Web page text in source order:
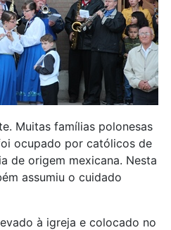
Muitas famílias polonesas
ocupado por católicos de
de origem mexicana. Nesta
assumiu o cuidado
à igreja e colocado no